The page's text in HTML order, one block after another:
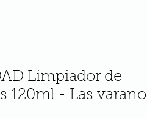
Limpiador de
120ml - Las varano